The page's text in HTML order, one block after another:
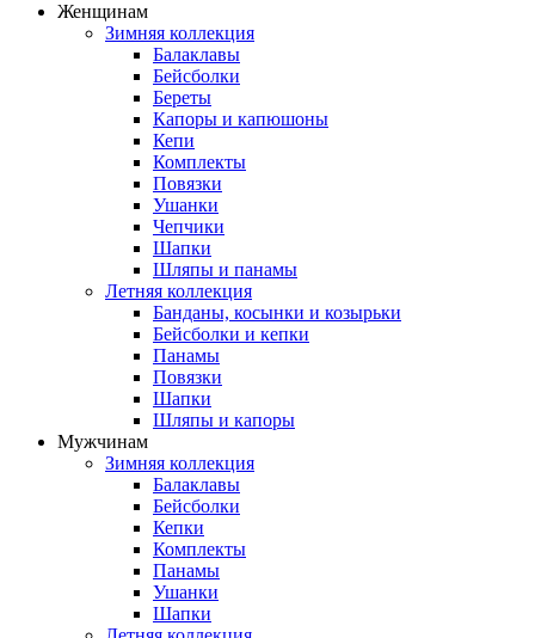
Женщинам
Зимняя коллекция
Балаклавы
Бейсболки
Береты
Капоры и капюшоны
Кепи
Комплекты
Повязки
Ушанки
Чепчики
Шапки
Шляпы и панамы
Летняя коллекция
Банданы, косынки и козырьки
Бейсболки и кепки
Панамы
Повязки
Шапки
Шляпы и капоры
Мужчинам
Зимняя коллекция
Балаклавы
Бейсболки
Кепки
Комплекты
Панамы
Ушанки
Шапки